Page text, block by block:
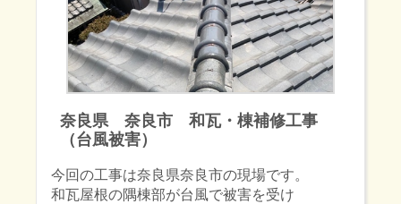
奈良県 奈良市 和瓦・棟補修工事
（台風被害）
今回の工事は奈良県奈良市の現場です。
和瓦屋根の隅棟部が台風で被害を受け